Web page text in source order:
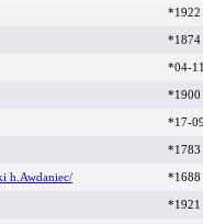
*1922
*1874
*04-
*1900
*17-
*1783
h.Awdaniec/ *1688
*1921